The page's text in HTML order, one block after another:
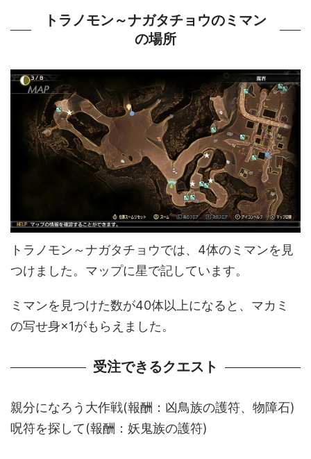
トラノモン～ナガタチョウのミマン
の場所
トラノモン～ナガタチョウでは、4体のミマンを見
つけました。マップに星で記しています。
ミマンを見つけた数が40体以上になると、マカミ
の写せ身×1がもらえました。
受注できるクエスト
親分になろう大作戦(報酬：凶鳥族の護符、物障石)
呪符を探して(報酬：妖鬼族の護符)